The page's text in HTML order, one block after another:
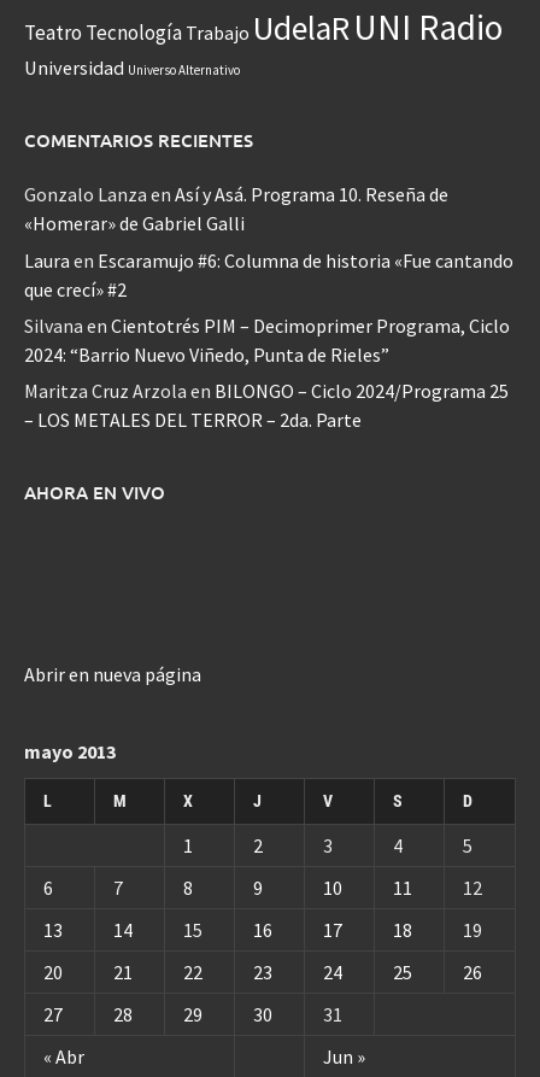
Teatro Tecnología Trabajo UdelaRUNI Radio
Universidad Universo Alternativo
COMENTARIOS RECIENTES
Gonzalo Lanza en Así y Asá. Programa 10. Reseña de
«Homerar» de Gabriel Galli
Laura en Escaramujo #6: Columna de historia «Fue cantando
que crecí» #2
Silvana en Cientotrés PIM – Decimoprimer Programa, Ciclo
2024: “Barrio Nuevo Viñedo, Punta de Rieles”
Maritza Cruz Arzola en BILONGO – Ciclo 2024/Programa 25
– LOS METALES DEL TERROR – 2da. Parte
AHORA EN VIVO
Abrir en nueva página
mayo 2013
L M X J V S D
« Abr Jun »
1 2 3 4
5
6
7 8 9 10 11
12
13
14 15 16 17 18
19
20
21 22 23 24 25
26
27
28 29 30 31